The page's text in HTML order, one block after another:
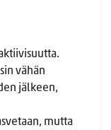
vähän
jälkeen,
mutta